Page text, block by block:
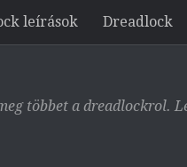
leírások Dreadlock
többet a dreadlockrol.